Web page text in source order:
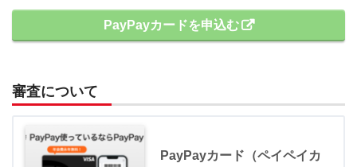
PayPayカードを申込む
審査について
PayPayカード（ペイペイカ